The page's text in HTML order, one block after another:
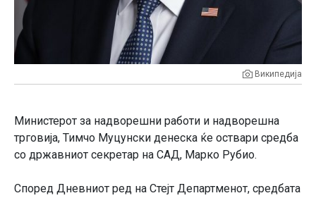
Википедија
Министерот за надворешни работи и надворешна
трговија, Тимчо Муцунски денеска ќе оствари средба
со државниот секретaр на САД, Маркo Рубио.
Според Дневниот ред на Стејт Департменот, средбата